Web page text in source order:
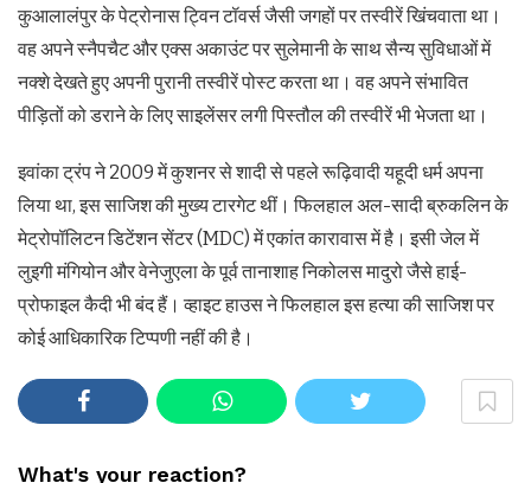
कुआलालंपुर के पेट्रोनास ट्विन टॉवर्स जैसी जगहों पर तस्वीरें खिंचवाता था।
वह अपने स्नैपचैट और एक्स अकाउंट पर सुलेमानी के साथ सैन्य सुविधाओं में
नक्शे देखते हुए अपनी पुरानी तस्वीरें पोस्ट करता था। वह अपने संभावित
पीड़ितों को डराने के लिए साइलेंसर लगी पिस्तौल की तस्वीरें भी भेजता था।
इवांका ट्रंप ने 2009 में कुशनर से शादी से पहले रूढ़िवादी यहूदी धर्म अपना
लिया था, इस साजिश की मुख्य टारगेट थीं। फिलहाल अल-सादी ब्रुकलिन के
मेट्रोपॉलिटन डिटेंशन सेंटर (MDC) में एकांत कारावास में है। इसी जेल में
लुइगी मंगियोन और वेनेजुएला के पूर्व तानाशाह निकोलस मादुरो जैसे हाई-
प्रोफाइल कैदी भी बंद हैं। व्हाइट हाउस ने फिलहाल इस हत्या की साजिश पर
कोई आधिकारिक टिप्पणी नहीं की है।
What's your reaction?